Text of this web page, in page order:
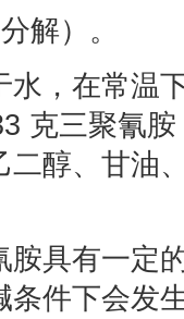
解）。
水，在常温
克三聚氰
二醇、甘油
胺具有一定
条件下会发